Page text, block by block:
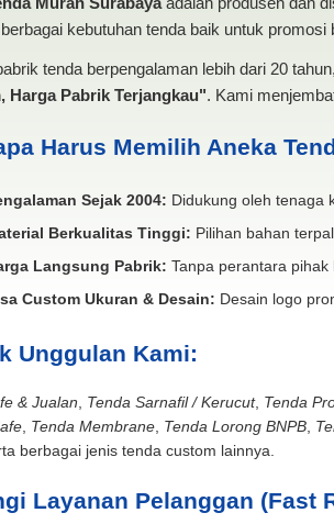
kebutuhan tenda baik untuk
tenda berpengalaman lebih dari 20
Harga Pabrik Terjangkau". Kami
Harus Memilih Aneka
Sejak 2004: Didukung oleh tenaga
Berkualitas Tinggi: Pilihan bahan
Langsung Pabrik: Tanpa perantara
Custom Ukuran & Desain: Desain logo
Unggulan Kami:
& Jualan Tenda Sarnafil / Kerucut, Tenda
, Tenda Membrane, Tenda Lorong BNPB,
berbagai jenis tenda custom lainnya.
Layanan Pelanggan (Fast